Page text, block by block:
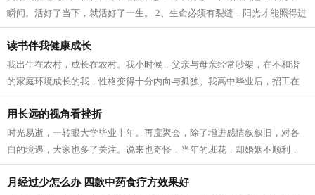
瞬间。活好了当下，就活好了一生。 2、生命必须有裂缝，阳光才能照得进
来。路上有坎坷，人才变得坚强起来...
读书伴我健康成长
我出生在农村，成长在农村。我小时候，父亲与母亲经常吵架，在不和谐
的家庭环境成长的我，性格变得十分内向与孤独。我高中毕业后，招工在
城市上班，我一个人在外租房，长时间...
用长远的视角看挫折
时光易逝，一转眼大学毕业十年。再度聚会，除了增进感情叙叙旧，对各
自的境遇，大家也多了关注。说来也奇怪，当年的班花，却婚姻不顺利，
老公有外遇，不幸的婚姻也让昔日的美...
月经过少怎么办 四款中药食疗方效果好